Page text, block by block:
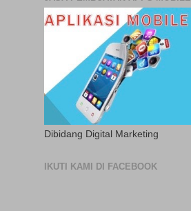
Dibidang Digital Marketing
IKUTI KAMI DI FACEBOOK